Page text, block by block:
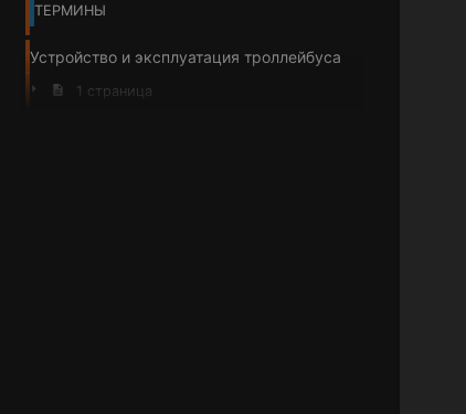
ТЕРМИНЫ
Устройство и эксплуатация троллейбуса
1 страница